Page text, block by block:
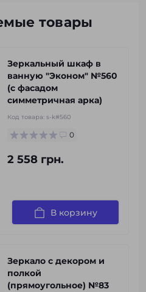
товары
Зеркальный шкаф в
ванную "Эконом" №560
(с фасадом
симметричная арка)
Код товара: s-k#560
0
2 558 грн.
В корзину
Зеркало с декором и
полкой
(прямоугольное) №83